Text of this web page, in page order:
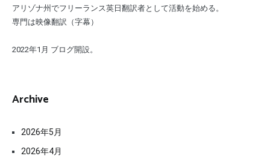
アリゾナ州でフリーランス英日翻訳者として活動を始める。
専門は映像翻訳（字幕）
2022年1月 ブログ開設。
Archive
2026年5月
2026年4月